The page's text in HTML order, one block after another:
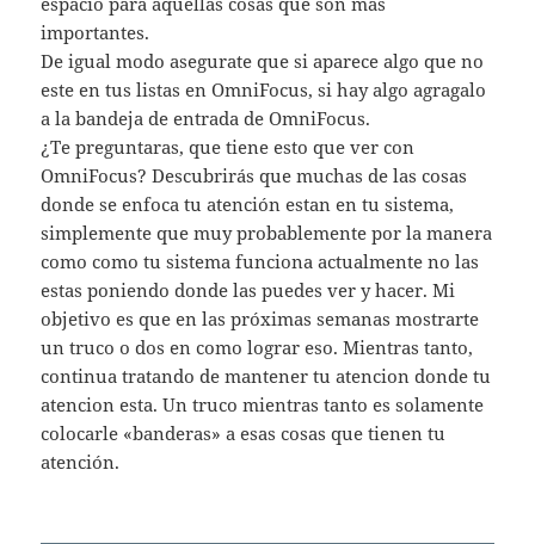
importantes.
De igual modo asegurate que si aparece algo que no
este en tus listas en OmniFocus, si hay algo agragalo
a la bandeja de entrada de OmniFocus.
¿Te preguntaras, que tiene esto que ver con
OmniFocus? Descubrirás que muchas de las cosas
donde se enfoca tu atención estan en tu sistema,
simplemente que muy probablemente por la manera
como como tu sistema funciona actualmente no las
estas poniendo donde las puedes ver y hacer. Mi
objetivo es que en las próximas semanas mostrarte
un truco o dos en como lograr eso. Mientras tanto,
continua tratando de mantener tu atencion donde tu
atencion esta. Un truco mientras tanto es solamente
colocarle «banderas» a esas cosas que tienen tu
atención.